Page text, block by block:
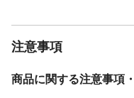
用し
注意事項
商品に関する注意事項